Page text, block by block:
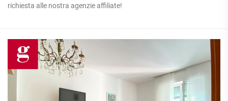
richiesta alle nostra agenzie affiliate!